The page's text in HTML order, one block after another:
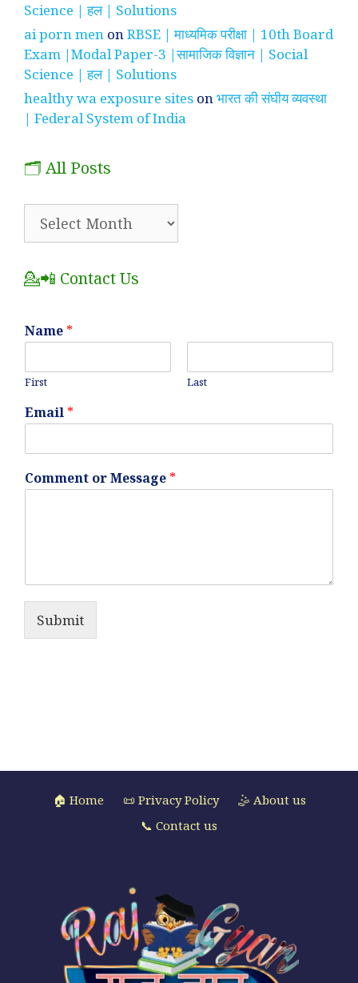
Science | हल | Solutions
ai porn men onRBSE | माध्यमिक परीक्षा | 10th Board
Exam |Modal Paper-3 |सामाजिक विज्ञान | Social
Science | हल | Solutions
healthy wa exposure sites onभारत की संघीय व्यवस्था
| Federal System of India
🗂️ All Posts
💁📲 Contact Us
Name *
First Last
Email *
Comment or Message *
Submit
🏠 Home 📜 Privacy Policy
🤹 About us
📞 Contact us